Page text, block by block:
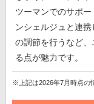
ツーマンでのサポ
ンシェルジュと連
の調節を行うなど
る点が魅力です。
※上記は2026年7月時点の